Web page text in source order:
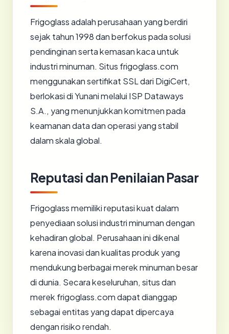
Frigoglass adalah perusahaan yang berdiri
sejak tahun 1998 dan berfokus pada solusi
pendinginan serta kemasan kaca untuk
industri minuman. Situs frigoglass.com
menggunakan sertifikat SSL dari DigiCert,
berlokasi di Yunani melalui ISP Dataways
S.A., yang menunjukkan komitmen pada
keamanan data dan operasi yang stabil
dalam skala global.
Reputasi dan Penilaian Pasar
Frigoglass memiliki reputasi kuat dalam
penyediaan solusi industri minuman dengan
kehadiran global. Perusahaan ini dikenal
karena inovasi dan kualitas produk yang
mendukung berbagai merek minuman besar
di dunia. Secara keseluruhan, situs dan
merek frigoglass.com dapat dianggap
sebagai entitas yang dapat dipercaya
dengan risiko rendah.